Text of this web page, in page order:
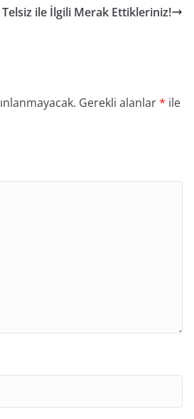
Telsiz ile İlgili Merak Ettikleriniz!
Gerekli alanlar* ile